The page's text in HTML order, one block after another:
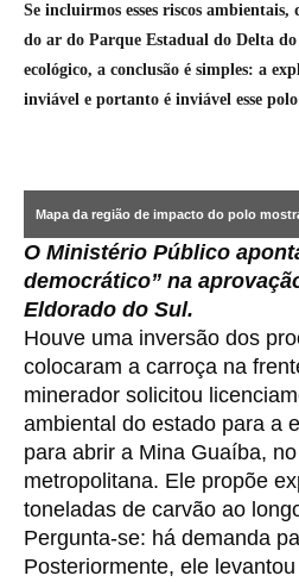
Se incluirmos esses riscos
do ar do Parque Estadual do Delta
ecológico, a conclusão é simples: a
inviável e portanto é inviável esse
Mapa da região de impacto do polo
Alegre.Arte: Climainfo
O Ministério Público
democrático” na
Eldorado do Sul.
Houve uma inversão dos
colocaram a carroça na
minerador solicitou
ambiental do estado para a
para abrir a Mina Guaíba,
metropolitana. Ele propõe
toneladas de carvão ao
Pergunta-se: há demanda
Posteriormente, ele